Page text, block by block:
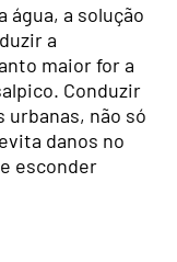
água, a solução
a
maior for a
Conduzir
urbanas, não só
danos no
esconder